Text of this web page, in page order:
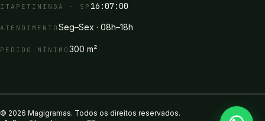
ITAPETININGA · SP 16:07:00
ATENDIMENTO Seg–Sex · 08h–18h
PEDIDO MÍNIMO 300 m²
© 2026 Magigramas. Todos os direitos reservados.